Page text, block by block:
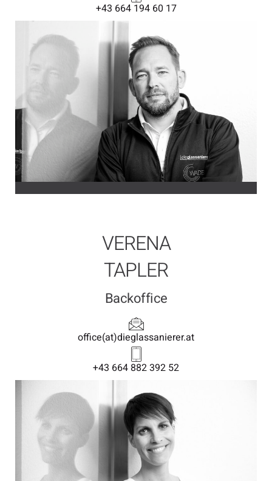
+43 664 194 60 17
VERENA
TAPLER
Backoffice
office(at)dieglassanierer.at
+43 664 882 392 52